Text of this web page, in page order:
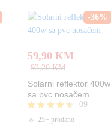
-36%
59,90 KM
93,20KM
Solarni reflektor 400w
sa pvc nosačem
Ocjenjeno
09
🔥 25+ prodano